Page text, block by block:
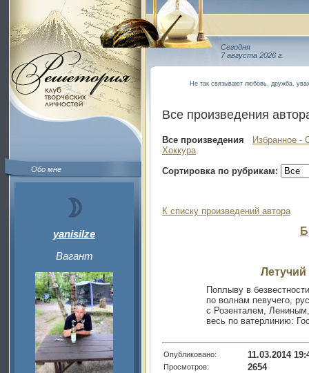
Обо мне
yanisilze
Вагант
Сегодня
7 августа 2026 г.
Не так связывают любовь, дружба,
Все произведения
Все произведения
Избранное -
Хоккура
Сортировка по рубрикам:
К списку произведений автора
Летучий
Поплыву в
по волнам певучего,
с Розенталем,
весь по ватерлинию:
Опубликовано: 11.03.2014
Просмотров: 2654